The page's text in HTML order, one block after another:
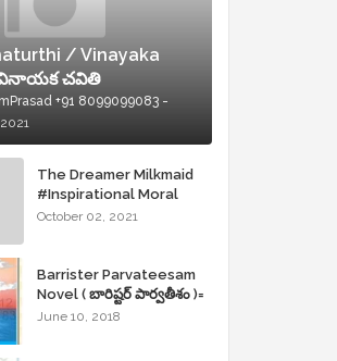
/ Vinayaka
వినాయక చవితి
+91 8099099083
The Dreamer Milkmaid
#Inspirational Moral
Stories
October 02, 2021
Barrister Parvateesam
Novel ( బారిష్టర్ పార్వతీశం )=
ShyamPrasad =
June 10, 2018